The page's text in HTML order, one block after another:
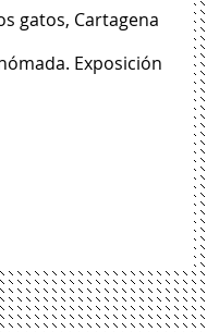
gatos, Cartagena
Exposición